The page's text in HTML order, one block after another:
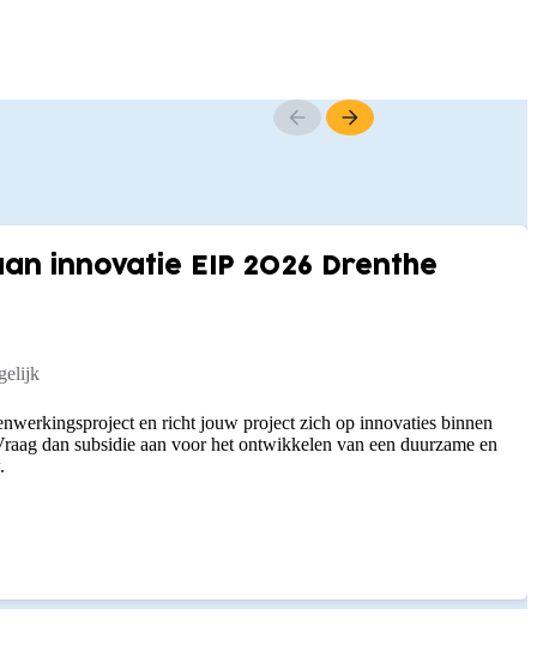
innovatie EIP 2026 Drenthe
en richt jouw project zich op innovaties binnen
dan subsidie aan voor het ontwikkelen van een duurzame en